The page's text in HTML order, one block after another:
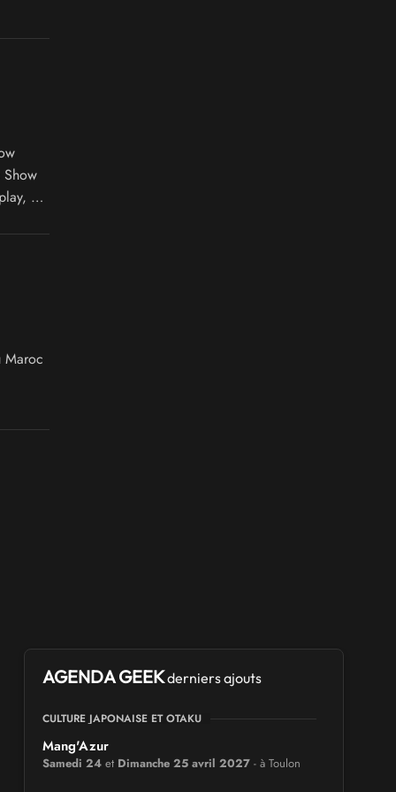
un
Maroc
AGENDA GEEKderniers ajouts
CULTURE JAPONAISE ET OTAKU
Mang'Azur
Samedi 24 et Dimanche 25 avril 2027 - à Toulon